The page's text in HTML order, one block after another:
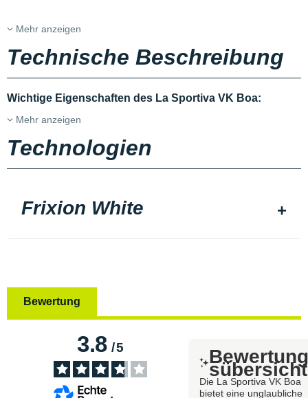
Mehr anzeigen
Technische Beschreibung
Wichtige Eigenschaften des La Sportiva VK Boa:
Mehr anzeigen
Technologien
Frixion White
Bewertung
3.8/5
sübersicht
Die La Sportiva VK Boa
bietet eine unglaubliche